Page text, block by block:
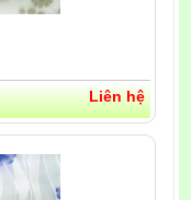
Liên hệ